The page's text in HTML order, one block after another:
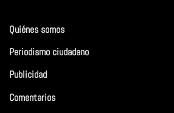
Quiénes somos
Periodismo ciudadano
Publicidad
Comentarios